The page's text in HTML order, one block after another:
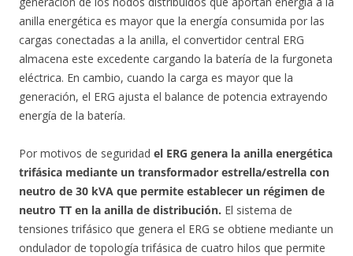
anilla energética es mayor que la energía consumida por las
cargas conectadas a la anilla, el convertidor central ERG
almacena este excedente cargando la batería de la furgoneta
eléctrica. En cambio, cuando la carga es mayor que la
generación, el ERG ajusta el balance de potencia extrayendo
energía de la batería.
Por motivos de seguridad el ERG genera la anilla energética
trifásica mediante un transformador estrella/estrella con
neutro de 30 kVA que permite establecer un régimen de
neutro TT en la anilla de distribución. El sistema de
tensiones trifásico que genera el ERG se obtiene mediante un
ondulador de topología trifásica de cuatro hilos que permite